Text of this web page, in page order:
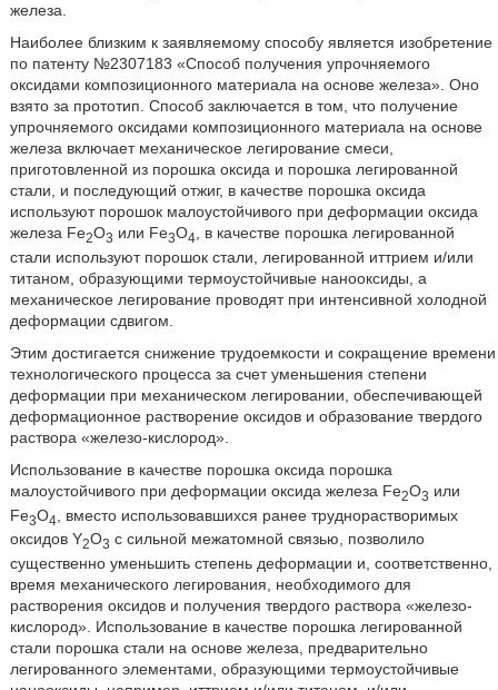
железа.
Наиболее близким к заявляемому способу является изобретение
по патенту №2307183 «Способ получения упрочняемого
оксидами композиционного материала на основе железа». Оно
взято за прототип. Способ заключается в том, что получение
упрочняемого оксидами композиционного материала на основе
железа включает механическое легирование смеси,
приготовленной из порошка оксида и порошка легированной
стали, и последующий отжиг, в качестве порошка оксида
используют порошок малоустойчивого при деформации оксида
железа Fe2O3 или Fe3O4
, в качестве порошка легированной
стали используют порошок стали, легированной иттрием и/или
титаном, образующими термоустойчивые нанооксиды, а
механическое легирование проводят при интенсивной холодной
деформации сдвигом.
Этим достигается снижение трудоемкости и сокращение времени
технологического процесса за счет уменьшения степени
деформации при механическом легировании, обеспечивающей
деформационное растворение оксидов и образование твердого
раствора «железо-кислород».
Использование в качестве порошка оксида порошка
малоустойчивого при деформации оксида железа Fe2O3 или
Fe3O4
, вместо использовавшихся ранее труднорастворимых
оксидов Y2O3 с сильной межатомной связью, позволило
существенно уменьшить степень деформации и, соответственно,
время механического легирования, необходимого для
растворения оксидов и получения твердого раствора «железо-
кислород». Использование в качестве порошка легированной
стали порошка стали на основе железа, предварительно
легированного элементами, образующими термоустойчивые